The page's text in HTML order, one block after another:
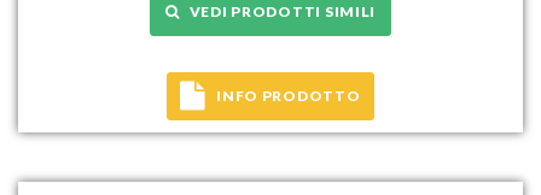
VEDI PRODOTTI SIMILI
INFO PRODOTTO